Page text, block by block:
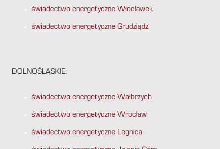
świadectwo energetyczne Włocławek
świadectwo energetyczne Grudziądz
DOLNOŚLĄSKIE:
świadectwo energetyczne Wałbrzych
świadectwo energetyczne Wrocław
świadectwo energetyczne Legnica